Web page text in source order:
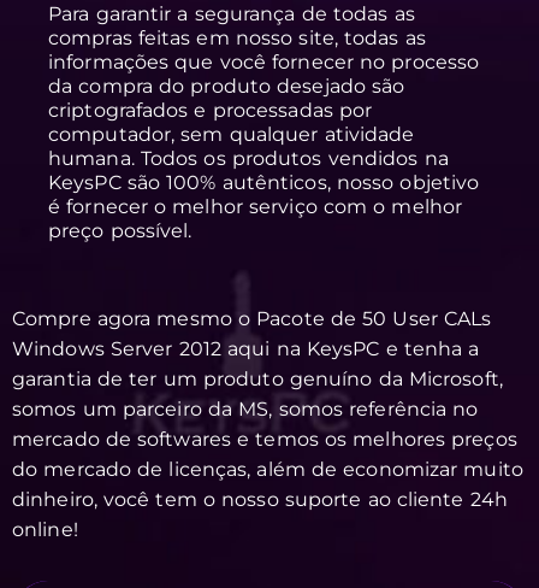
Para garantir a segurança de todas as
compras feitas em nosso site, todas as
informações que você fornecer no processo
da compra do produto desejado são
criptografados e processadas por
computador, sem qualquer atividade
humana. Todos os produtos vendidos na
KeysPC são 100% autênticos, nosso objetivo
é fornecer o melhor serviço com o melhor
preço possível.
Compre agora mesmo o Pacote de 50 User CALs
Windows Server 2012 aqui na KeysPC e tenha a
garantia de ter um produto genuíno da Microsoft,
somos um parceiro da MS, somos referência no
mercado de softwares e temos os melhores preços
do mercado de licenças, além de economizar muito
dinheiro, você tem o nosso suporte ao cliente 24h
online!